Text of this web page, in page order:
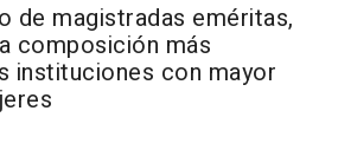
de magistradas eméritas,
composición más
instituciones con mayor